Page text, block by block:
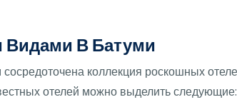
В Батуми
коллекция роскошных
отелей можно выделить следующие: